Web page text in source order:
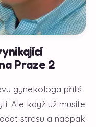
Praze 2
gynekologa příliš
Ale když už musíte
stresu a naopak